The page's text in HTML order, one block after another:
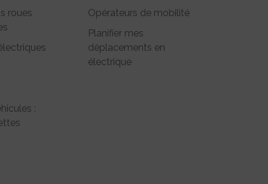
roues
:
Opérateurs de mobilité
Planifier mes
déplacements en
électrique